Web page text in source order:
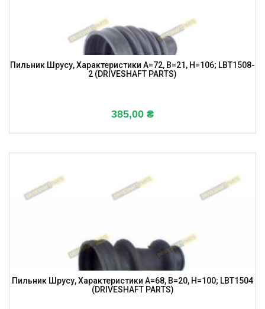
Пильник Шрусу, Характеристики A=72, B=21, H=106; LBT1508-
2 (DRIVESHAFT PARTS)
385,00 ₴
Пильник Шрусу, Характеристики A=68, B=20, H=100; LBT1504
(DRIVESHAFT PARTS)